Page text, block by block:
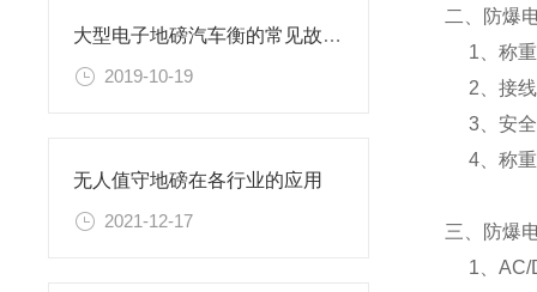
大型电子地磅汽车衡的常见故障与解决方法
2019-10-19
无人值守地磅在各行业的应用
2021-12-17
二、防爆
1、称重
2、接线
3、安全
4、称重
三、防爆
1、AC/